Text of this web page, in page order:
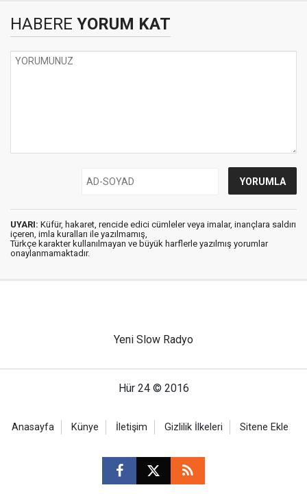
HABERE YORUM KAT
UYARI: Küfür, hakaret, rencide edici cümleler veya imalar, inançlara saldırı
içeren, imla kuralları ile yazılmamış,
Türkçe karakter kullanılmayan ve büyük harflerle yazılmış yorumlar
onaylanmamaktadır.
Yeni Slow Radyo
Hür 24 © 2016
Anasayfa Künye İletişim Gizlilik İlkeleri Sitene Ekle